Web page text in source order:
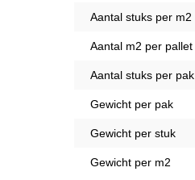
Aantal stuks per m2
Aantal m2 per pallet
Aantal stuks per pak
Gewicht per pak
Gewicht per stuk
Gewicht per m2